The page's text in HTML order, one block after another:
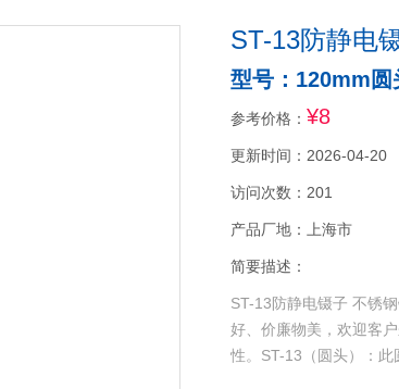
ST-13防静电
型号：120mm圆
参考价格： ¥8
更新时间：2026-04-20
访问次数：201
产品厂地：上海市
简要描述：
ST-13防静电镊子 不锈
好、价廉物美，欢迎客
性。ST-13（圆头）：此